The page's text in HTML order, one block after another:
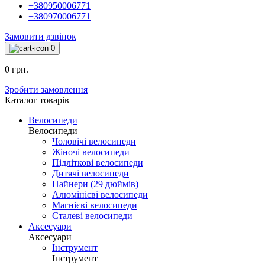
+380950006771
+380970006771
Замовити дзвінок
0
0 грн.
Зробити замовлення
Каталог товарiв
Велосипеди
Велосипеди
Чоловічі велосипеди
Жіночі велосипеди
Підліткові велосипеди
Дитячі велосипеди
Найнери (29 дюймів)
Алюмінієві велосипеди
Магнієві велосипеди
Сталеві велосипеди
Аксесуари
Аксесуари
Інструмент
Інструмент